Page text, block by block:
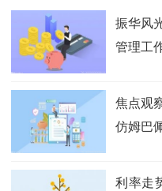
振华风
管理工
焦点观
仿姆巴
利率走